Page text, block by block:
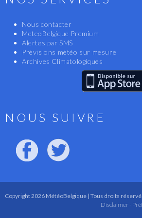
Nous contacter
MeteoBelgique Premium
Alertes par SMS
Prévisions météo sur mesure
Archives Climatologiques
NOUS SUIVRE
Copyright 2026 MétéoBelgique | Tous droits réservé.
Disclaimer -